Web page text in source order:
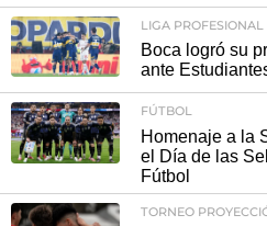
LIGA PROFESIONAL
Boca logró su
ante
FÚTBOL
Homenaje a la
el Día de las
Fútbol
TORNEO